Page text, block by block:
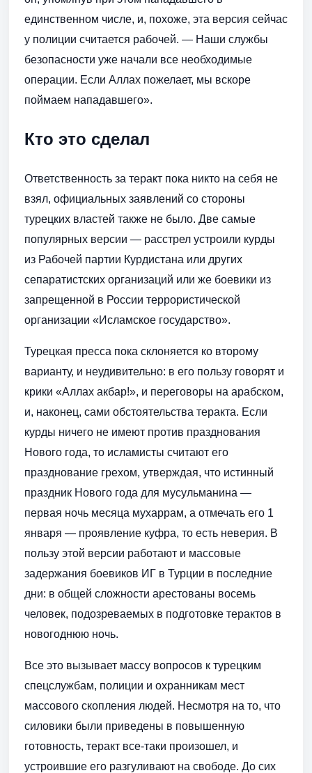
единственном числе, и, похоже, эта версия сейчас
у полиции считается рабочей. — Наши службы
безопасности уже начали все необходимые
операции. Если Аллах пожелает, мы вскоре
поймаем нападавшего».
Кто это сделал
Ответственность за теракт пока никто на себя не
взял, официальных заявлений со стороны
турецких властей также не было. Две самые
популярных версии — расстрел устроили курды
из Рабочей партии Курдистана или других
сепаратистских организаций или же боевики из
запрещенной в России террористической
организации «Исламское государство».
Турецкая пресса пока склоняется ко второму
варианту, и неудивительно: в его пользу говорят и
крики «Аллах акбар!», и переговоры на арабском,
и, наконец, сами обстоятельства теракта. Если
курды ничего не имеют против празднования
Нового года, то исламисты считают его
празднование грехом, утверждая, что истинный
праздник Нового года для мусульманина —
первая ночь месяца мухаррам, а отмечать его 1
января — проявление куфра, то есть неверия. В
пользу этой версии работают и массовые
задержания боевиков ИГ в Турции в последние
дни: в общей сложности арестованы восемь
человек, подозреваемых в подготовке терактов в
новогоднюю ночь.
Все это вызывает массу вопросов к турецким
спецслужбам, полиции и охранникам мест
массового скопления людей. Несмотря на то, что
силовики были приведены в повышенную
готовность, теракт все-таки произошел, и
устроившие его разгуливают на свободе. До сих